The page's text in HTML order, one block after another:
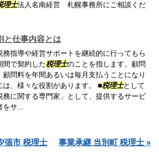
理士法人名南経営 札幌事務所にご相談くだ
と仕事内容とは
務指導や経営サポートを継続的に行ってもら
間で契約した税理士のことを指します。顧問
問料を年間あるいは毎月支払うことになり
は、様々な役割があります。 ■税理士として
務に関する専門家」として、提供するサービ
サ...
張市 税理士 事業承継 当別町 税理士 »